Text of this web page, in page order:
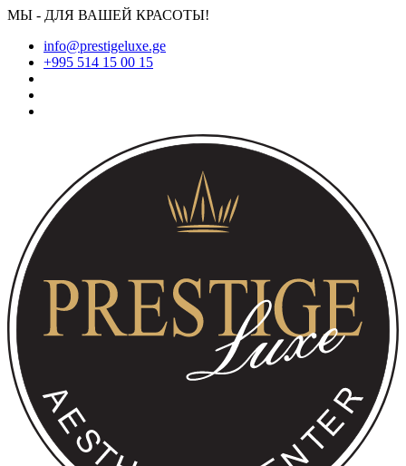
МЫ - ДЛЯ ВАШЕЙ КРАСОТЫ!
info@prestigeluxe.ge
+995 514 15 00 15